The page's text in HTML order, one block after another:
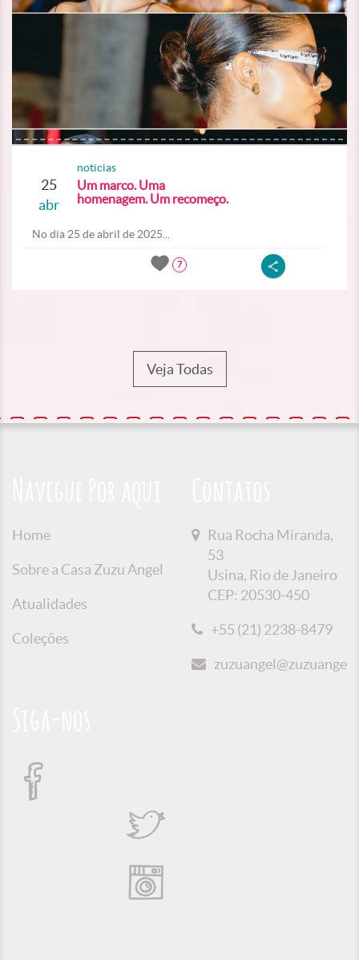
25
abr
noticias
Um marco. Uma
homenagem. Um recomeço.
No dia 25 de abril de 2025...
7
Veja Todas
Home
Sobre a Casa Zuzu Angel
Atualidades
Coleções
Rua Rocha Miranda,
53
Usina, Rio de Janeiro
CEP: 20530-450
+55 (21) 2238-8479